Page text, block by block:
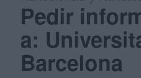
Pedir
a:
Barcelona